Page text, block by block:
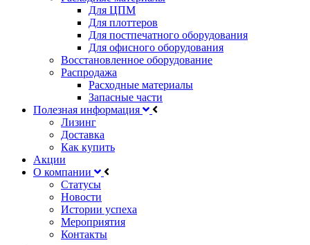
Для ЦПМ
Для плоттеров
Для постпечатного оборудования
Для офисного оборудования
Восстановленное оборудование
Распродажа
Расходные материалы
Запасные части
Полезная информация
Лизинг
Доставка
Как купить
Акции
О компании
Статусы
Новости
Истории успеха
Мероприятия
Контакты